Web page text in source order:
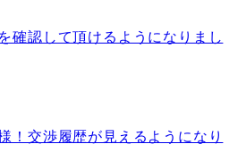
確認して頂けるようになりまし
！交渉履歴が見えるようになり